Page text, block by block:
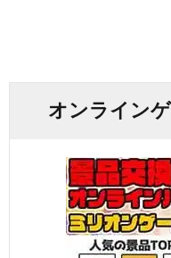
オンライン